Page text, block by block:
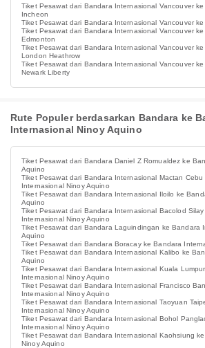
Tiket Pesawat dari Bandara Internasional Vancouver
Incheon
Tiket Pesawat dari Bandara Internasional Vancouver
Tiket Pesawat dari Bandara Internasional Vancouver
Edmonton
Tiket Pesawat dari Bandara Internasional Vancouver
London Heathrow
Tiket Pesawat dari Bandara Internasional Vancouver
Newark Liberty
Rute Populer berdasarkan Bandara ke
Internasional Ninoy Aquino
Tiket Pesawat dari Bandara Daniel Z Romualdez ke
Aquino
Tiket Pesawat dari Bandara Internasional Mactan Cebu
Internasional Ninoy Aquino
Tiket Pesawat dari Bandara Internasional Iloilo ke
Aquino
Tiket Pesawat dari Bandara Internasional Bacolod
Internasional Ninoy Aquino
Tiket Pesawat dari Bandara Laguindingan ke Bandara
Aquino
Tiket Pesawat dari Bandara Boracay ke Bandara
Tiket Pesawat dari Bandara Internasional Kalibo ke
Aquino
Tiket Pesawat dari Bandara Internasional Kuala
Internasional Ninoy Aquino
Tiket Pesawat dari Bandara Internasional Francisco
Internasional Ninoy Aquino
Tiket Pesawat dari Bandara Internasional Taoyuan
Internasional Ninoy Aquino
Tiket Pesawat dari Bandara Internasional Bohol
Internasional Ninoy Aquino
Tiket Pesawat dari Bandara Internasional Kaohsiung
Ninoy Aquino